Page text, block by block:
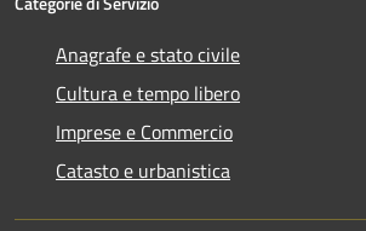
Anagrafe e stato civile
Cultura e tempo libero
Imprese e Commercio
Catasto e urbanistica